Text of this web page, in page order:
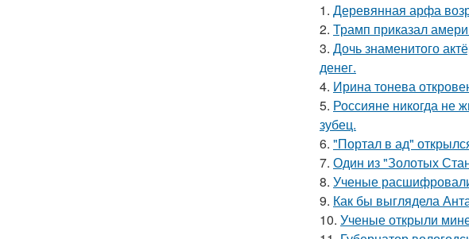
1. Деревянная арфа
2. Трамп приказал
3. Дочь знаменитого
денег.
4. Ирина тонева
5. Россияне никогда не
зубец.
6. "Портал в ад"
7. Один из "Золотых
8. Ученые
9. Как бы выглядела
10. Ученые открыли